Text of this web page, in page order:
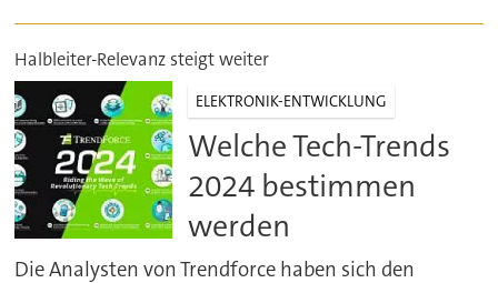
Halbleiter-Relevanz steigt weiter
ELEKTRONIK-ENTWICKLUNG
Welche Tech-Trends
2024 bestimmen
werden
Die Analysten von Trendforce haben sich den